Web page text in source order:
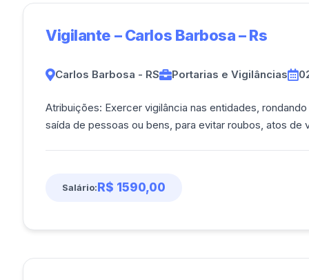
Vigilante – Carlos Barbosa – Rs
Carlos Barbosa - RS Portarias e Vigilâncias
Atribuições: Exercer vigilância nas entidades,
Salário:R$ 1590,00